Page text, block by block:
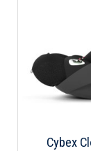
Cybex